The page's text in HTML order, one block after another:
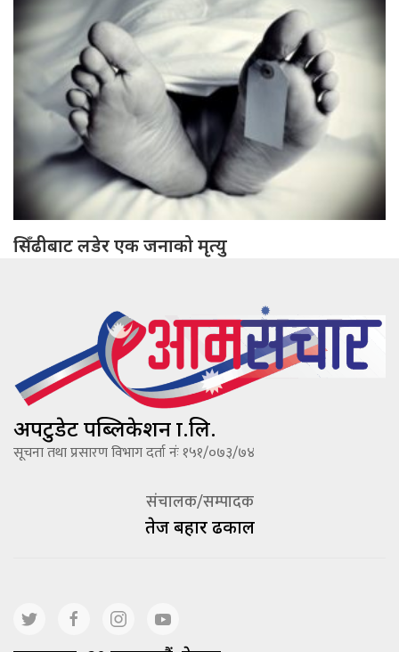
सिँढीबाट लडेर एक जनाको मृत्यु
अपटुडेट पब्लिकेशन प्रा.लि.
सूचना तथा प्रसारण विभाग दर्ता नंः १५१/०७३/७४
संचालक/सम्पादक
तेज बहादूर ढकाल